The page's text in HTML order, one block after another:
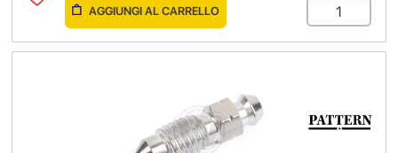
AGGIUNGI AL CARRELLO